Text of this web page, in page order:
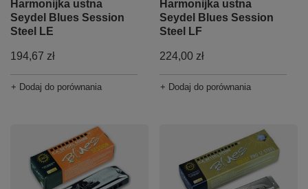
Harmonijka ustna
Seydel Blues Session
Steel LE
194,67 zł
+ Dodaj do porównania
Harmonijka ustna
Seydel Blues Session
Steel LF
224,00 zł
+ Dodaj do porównania